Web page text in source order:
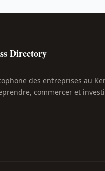
Directory
des entreprises au
commercer et